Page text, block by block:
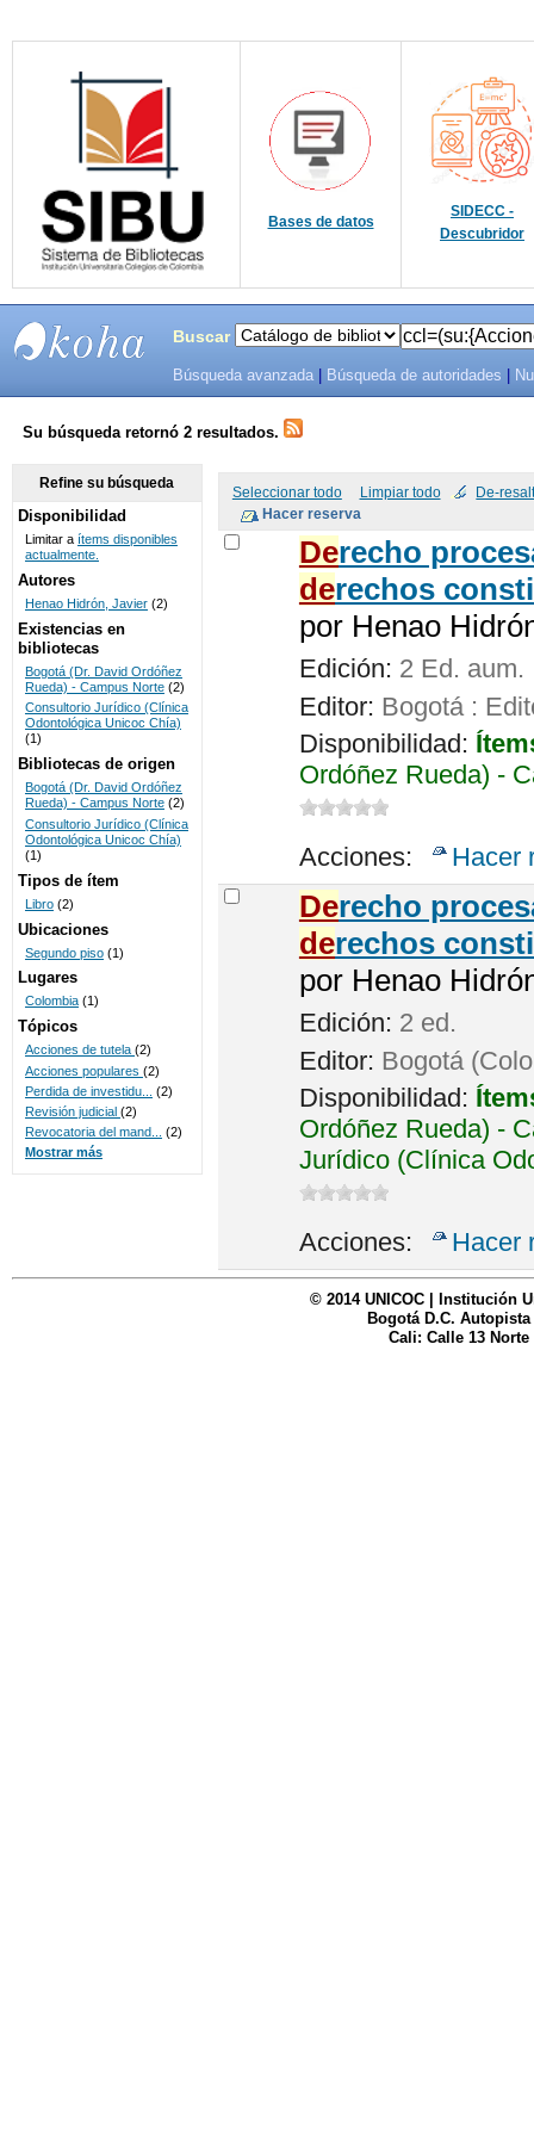
Bases de datos
SIDECC -
Descubridor
SISTEMAS
DE
BIBLIOTECAS
UNICOC
Buscar
Búsqueda avanzada Búsqueda de autoridades
Su búsqueda retornó 2 resultados.
Seleccionar todo Limpiar todo De-
Derecho
derechos
por Henao
Edición: 2 Ed. aum.
Editor: Bogotá :
Disponibilidad:
Ordóñez Rueda) -
Acciones: Hacer
Derecho
derechos
por Henao
Edición: 2 ed.
Editor: Bogotá
Disponibilidad:
Ordóñez Rueda) -
Jurídico (Clínica
Acciones: Hacer
Refine su búsqueda
Disponibilidad
Limitar a ítems disponibles
actualmente.
Autores
Henao Hidrón, Javier (2)
Existencias en
bibliotecas
Bogotá (Dr. David Ordóñez
Rueda) - Campus Norte (2)
Consultorio Jurídico (Clínica
Odontológica Unicoc Chía)
(1)
Bibliotecas de origen
Bogotá (Dr. David Ordóñez
Rueda) - Campus Norte (2)
Consultorio Jurídico (Clínica
Odontológica Unicoc Chía)
(1)
Tipos de ítem
Libro (2)
Ubicaciones
Segundo piso (1)
Lugares
Colombia (1)
Tópicos
Acciones de tutela (2)
Acciones populares (2)
Perdida de investidu...
(2)
Revisión judicial (2)
Revocatoria del mand...
(2)
Mostrar más
© 2014 UNICOC | Institución
Bogotá D.C. Autopista
Cali: Calle 13 Norte